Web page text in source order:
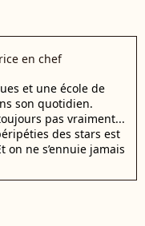
en chef
et une école de
son quotidien.
pas vraiment...
des stars est
on ne s’ennuie jamais